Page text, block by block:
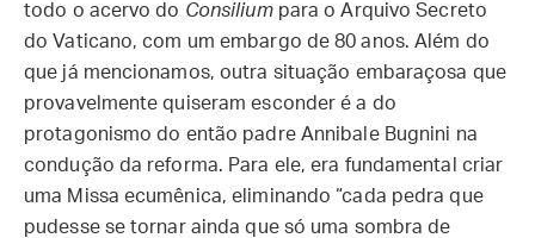
todo o acervo do Consiliumpara o Arquivo Secreto
do Vaticano, com um embargo de 80 anos. Além do
que já mencionamos, outra situação embaraçosa que
provavelmente quiseram esconder é a do
protagonismo do então padre Annibale Bugnini na
condução da reforma. Para ele, era fundamental criar
uma Missa ecumênica, eliminando “cada pedra que
pudesse se tornar ainda que só uma sombra de